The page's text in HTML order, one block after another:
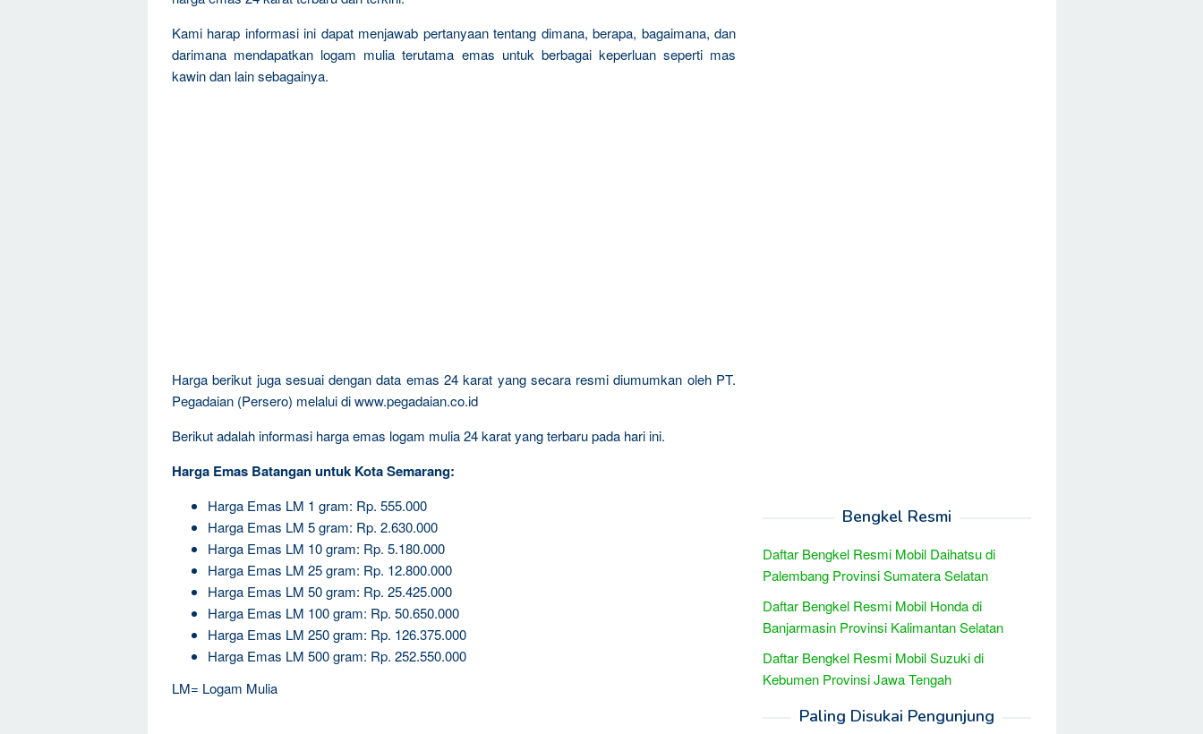
Kami harap informasi ini dapat menjawab pertanyaan tentang dimana, berapa, bagaimana, dan
darimana mendapatkan logam mulia terutama emas untuk berbagai keperluan seperti mas
kawin dan lain sebagainya.
Harga berikut juga sesuai dengan data emas 24 karat yang secara resmi diumumkan oleh PT.
Pegadaian (Persero) melalui di www.pegadaian.co.id
Berikut adalah informasi harga emas logam mulia 24 karat yang terbaru pada hari ini.
Harga Emas Batangan untuk Kota Semarang:
Harga Emas LM 1 gram: Rp. 555.000
Harga Emas LM 5 gram: Rp. 2.630.000
Harga Emas LM 10 gram: Rp. 5.180.000
Harga Emas LM 25 gram: Rp. 12.800.000
Harga Emas LM 50 gram: Rp. 25.425.000
Harga Emas LM 100 gram: Rp. 50.650.000
Harga Emas LM 250 gram: Rp. 126.375.000
Harga Emas LM 500 gram: Rp. 252.550.000
LM= Logam Mulia
Bengkel Resmi
Daftar Bengkel Resmi Mobil Daihatsu di
Palembang Provinsi Sumatera Selatan
Daftar Bengkel Resmi Mobil Honda di
Banjarmasin Provinsi Kalimantan Selatan
Daftar Bengkel Resmi Mobil Suzuki di
Kebumen Provinsi Jawa Tengah
Paling Disukai Pengunjung